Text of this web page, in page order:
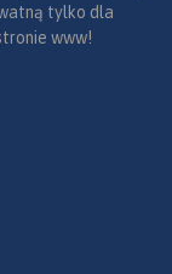
tylko dla
www!